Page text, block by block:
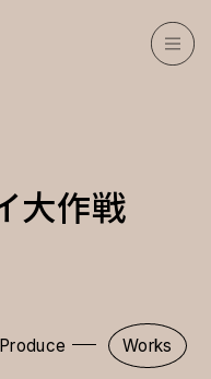
大作戦
Produce Works